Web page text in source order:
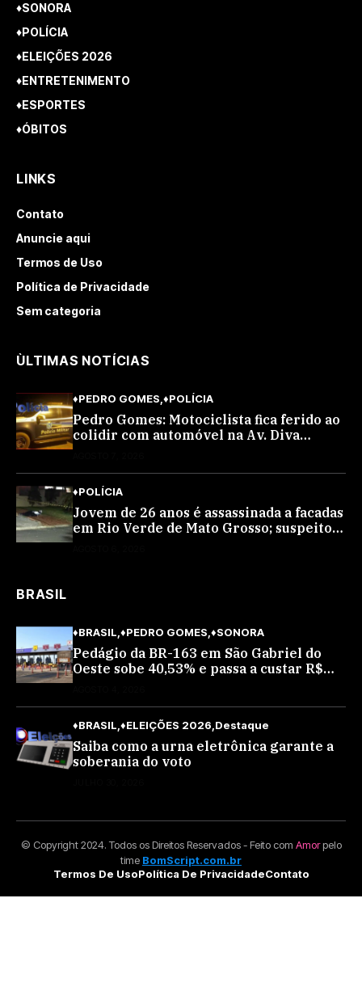
♦SONORA
♦POLÍCIA
♦ELEIÇÕES 2026
♦ENTRETENIMENTO
♦ESPORTES
♦ÓBITOS
LINKS
Contato
Anuncie aqui
Termos de Uso
Política de Privacidade
Sem categoria
ÙLTIMAS NOTÍCIAS
♦PEDRO GOMES ♦POLÍCIA
Pedro Gomes: Motociclista fica ferido ao
colidir com automóvel na Av. Diva
♦POLÍCIA
Jovem de 26 anos é assassinada a facadas
em Rio Verde de Mato Grosso; suspeito é
BRASIL
♦BRASIL ♦PEDRO GOMES ♦SONORA
Pedágio da BR-163 em São Gabriel do
Oeste sobe 40,53% e passa a custar R$
♦BRASIL ♦ELEIÇÕES 2026 Destaque
Saiba como a urna eletrônica garante a
soberania do voto
© Copyright 2024. Todos os Direitos Reservados - Feito com Amorpelo
time BomScript.com.br
Termos De UsoPolítica De PrivacidadeContato